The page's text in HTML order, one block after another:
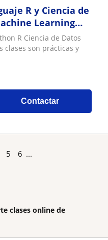
R y Ciencia de
Learning
R Ciencia de Datos
clases son prácticas y
Contactar
5 6 ...
clases online de